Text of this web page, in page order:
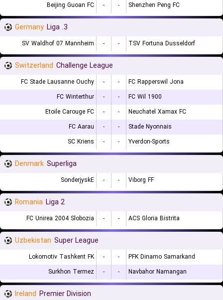
Beijing Guoan FC - - Shenzhen Peng FC
Germany 3. Liga
SV Waldhof 07 Mannheim - - TSV Fortuna Dusseldorf
Switzerland Challenge League
FC Stade Lausanne Ouchy - -
FC Rapperswil Jona
FC Winterthur
- -
FC Wil 1900
Etoile Carouge FC
- -
Neuchatel Xamax FC
FC Aarau
- -
Stade Nyonnais
SC Kriens
- - Yverdon-Sports
Denmark Superliga
SonderjyskE - - Viborg FF
Romania Liga 2
FC Unirea 2004 Slobozia - - ACS Gloria Bistrita
Uzbekistan Super League
Lokomotiv Tashkent FK - -
PFK Dinamo Samarkand
Surkhon Termez
- - Navbahor Namangan
Ireland Premier Division